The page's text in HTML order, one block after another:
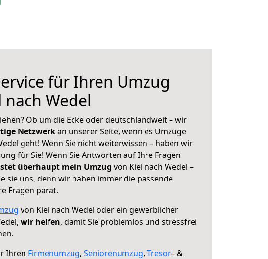
für Ihren Umzug
nach Wedel
Ob um die Ecke oder deutschlandweit – wir
Netzwerkan unserer Seite, wenn es Umzüge
geht! Wenn Sie nicht weiterwissen – haben wir
für Sie! Wenn Sie Antworten auf Ihre Fragen
überhaupt mein Umzug von Kiel nach Wedel –
sie uns, denn wir haben immer die passende
Fragen parat.
von Kiel nach Wedel oder ein gewerblicher
wir helfen, damit Sie problemlos und stressfrei
Ihren Firmenumzug, Seniorenumzug, Tresor– &